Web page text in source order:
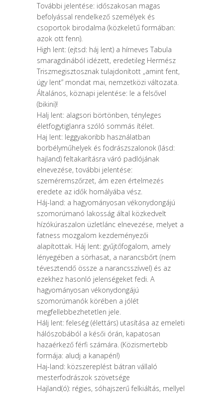
További jelentése: időszakosan magas
befolyással rendelkező személyek és
csoportok birodalma (közkeletű formában:
azok ott fenn).
High lent: (ejtsd: háj lent) a hírneves Tabula
smaragdinából idézett, eredetileg Hermész
Triszmegisztosznak tulajdonított „amint fent,
úgy lent” mondat mai, nemzetközi változata.
Általános, köznapi jelentése: le a felsővel
(bikini)!
Halj lent: alagsori börtönben, tényleges
életfogytiglanra szóló sommás ítélet.
Haj lent: leggyakoribb használatban
borbélyműhelyek és fodrászszalonok (lásd:
hajland) feltakarításra váró padlójának
elnevezése, további jelentése:
szeméremszőrzet, ám ezen értelmezés
eredete az idők homályába vész.
Háj-land: a hagyományosan vékonydongájú
szomorúmanó lakosság által közkedvelt
hízókúraszalon üzletlánc elnevezése, melyet a
fatness mozgalom kezdeményezői
alapítottak. Háj lent: gyűjtőfogalom, amely
lényegében a sörhasat, a narancsbőrt (nem
tévesztendő össze a narancsszívvel) és az
ezekhez hasonló jelenségeket fedi. A
hagyományosan vékonydongájú
szomorúmanók körében a jólét
megfellebbezhetetlen jele.
Hálj lent: feleség (élettárs) utasítása az emeleti
hálószobából a késői órán, kapatosan
hazaérkező férfi számára. (Közismertebb
formája: aludj a kanapén!)
Haj-land: közszereplést bátran vállaló
mesterfodrászok szövetsége
Hajland(ó): régies, sóhajszerű felkiáltás, mellyel